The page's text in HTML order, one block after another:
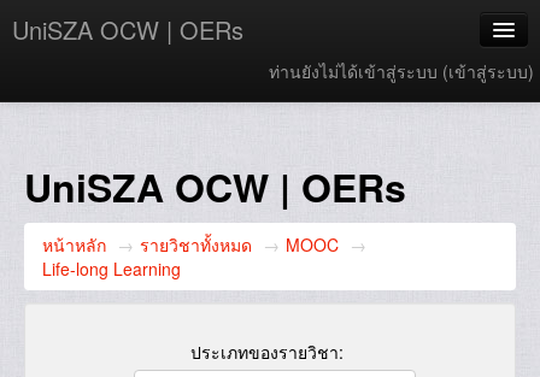
UniSZA OCW | OERs
ท่านยังไม่ได้เข้าสู่ระบบ (เข้าสู่ระบบ)
UniSZA Website
UniSZA OCW | OERs
หน้าหลัก → รายวิชาทั้งหมด → MOOC →
Life-long Learning
ประเภทของรายวิชา: